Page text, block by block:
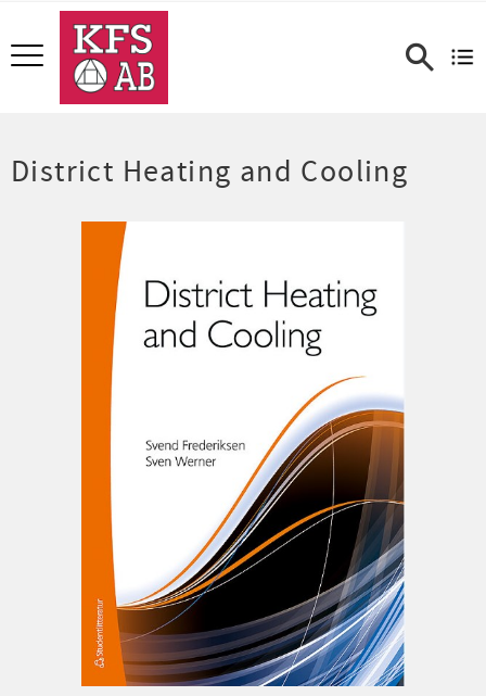
Meny
District Heating and Cooling